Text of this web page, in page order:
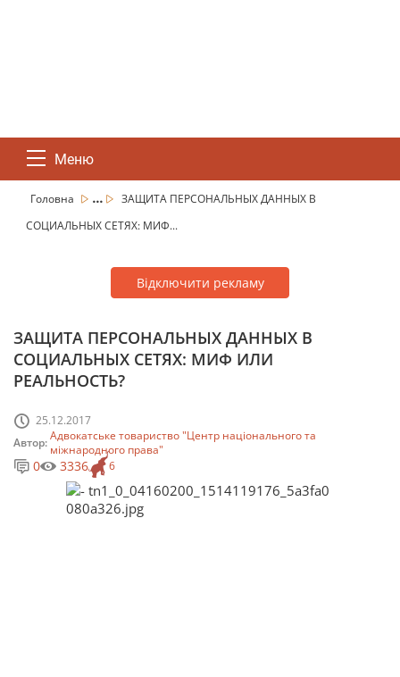
Меню
Головна ...
ЗАЩИТА ПЕРСОНАЛЬНЫХ ДАННЫХ В
СОЦИАЛЬНЫХ СЕТЯХ: МИФ...
Відключити рекламу
ЗАЩИТА ПЕРСОНАЛЬНЫХ ДАННЫХ В
СОЦИАЛЬНЫХ СЕТЯХ: МИФ ИЛИ
РЕАЛЬНОСТЬ?
25.12.2017
Автор:Адвокатське товариство "Центр національного та
міжнародного права"
6
0 3336